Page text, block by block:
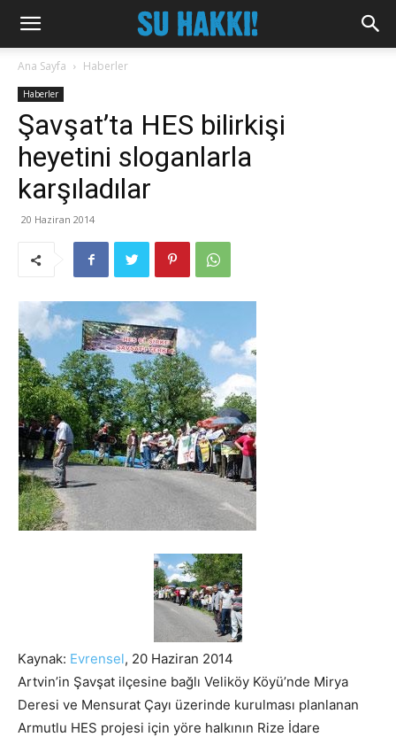
Ana Sayfa Haberler
Haberler
Şavşat’ta HES bilirkişi
heyetini sloganlarla
karşıladılar
20 Haziran 2014
Kaynak: Evrensel, 20 Haziran 2014
Artvin’in Şavşat ilçesine bağlı Veliköy Köyü’nde Mirya
Deresi ve Mensurat Çayı üzerinde kurulması planlanan
Armutlu HES projesi için yöre halkının Rize İdare